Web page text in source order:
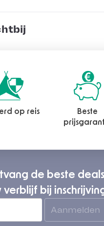
op reis
Beste
de beste deals
bij
Aanmelden